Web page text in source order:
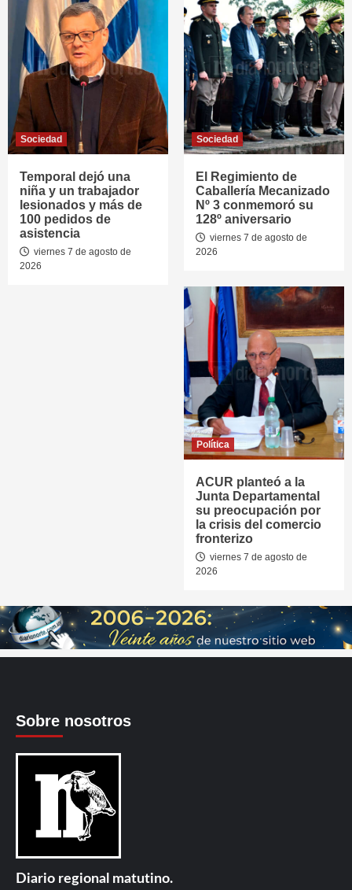
Sociedad
Temporal dejó una
niña y un trabajador
lesionados y más de
100 pedidos de
asistencia
viernes 7 de agosto de
2026
Sociedad
El Regimiento de
Caballería Mecanizado
Nº 3 conmemoró su
128º aniversario
viernes 7 de agosto de
2026
Política
ACUR planteó a la
Junta Departamental
su preocupación por
la crisis del comercio
fronterizo
viernes 7 de agosto de
2026
Sobre nosotros
Diario regional matutino.